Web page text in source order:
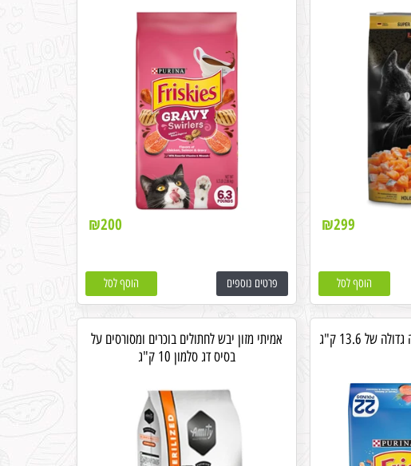
₪299
הוסף לסל
₪200
פרטים נוספים הוסף לסל
של 13.6 ק"ג
אמיתי מזון יבש לחתולים בוכרים ומסורסים על
בסיס דג סלמון 10 ק"ג